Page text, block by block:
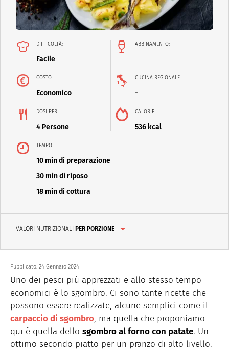
DIFFICOLTÀ:
Facile
ABBINAMENTO:
COSTO:
Economico
CUCINA REGIONALE:
-
DOSI PER:
4 Persone
CALORIE:
536 kcal
TEMPO:
10 min di preparazione
30 min di riposo
18 min di cottura
VALORI NUTRIZIONALI PER PORZIONE
Pubblicato: 24 Gennaio 2024
Uno dei pesci più apprezzati e allo stesso tempo
economici è lo sgombro. Ci sono tante ricette che
possono essere realizzate, alcune semplici come il
carpaccio di sgombro, ma quella che proponiamo
qui è quella dello sgombro al forno con patate. Un
ottimo secondo piatto per un pranzo di alto livello.